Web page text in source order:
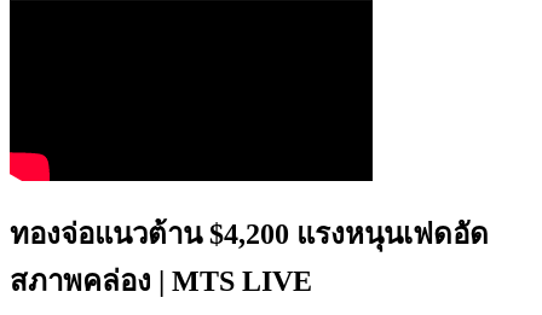
ทองจ่อแนวต้าน $4,200 แรงหนุนเฟดอัด
สภาพคล่อง | MTS LIVE